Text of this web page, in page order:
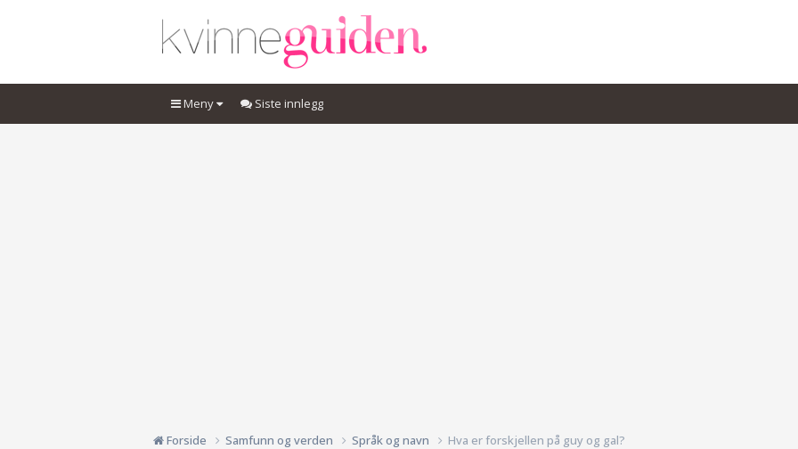
Meny Siste innlegg
Forside Samfunn og verden Språk og navn Hva er forskjellen på guy og gal?